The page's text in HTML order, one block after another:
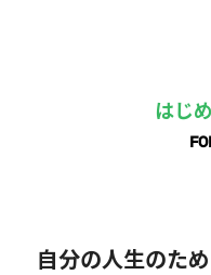
はじ
自分の人生のた